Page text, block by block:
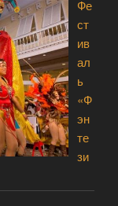
Фе
ст
ив
ал
ь
«Ф
эн
те
зи